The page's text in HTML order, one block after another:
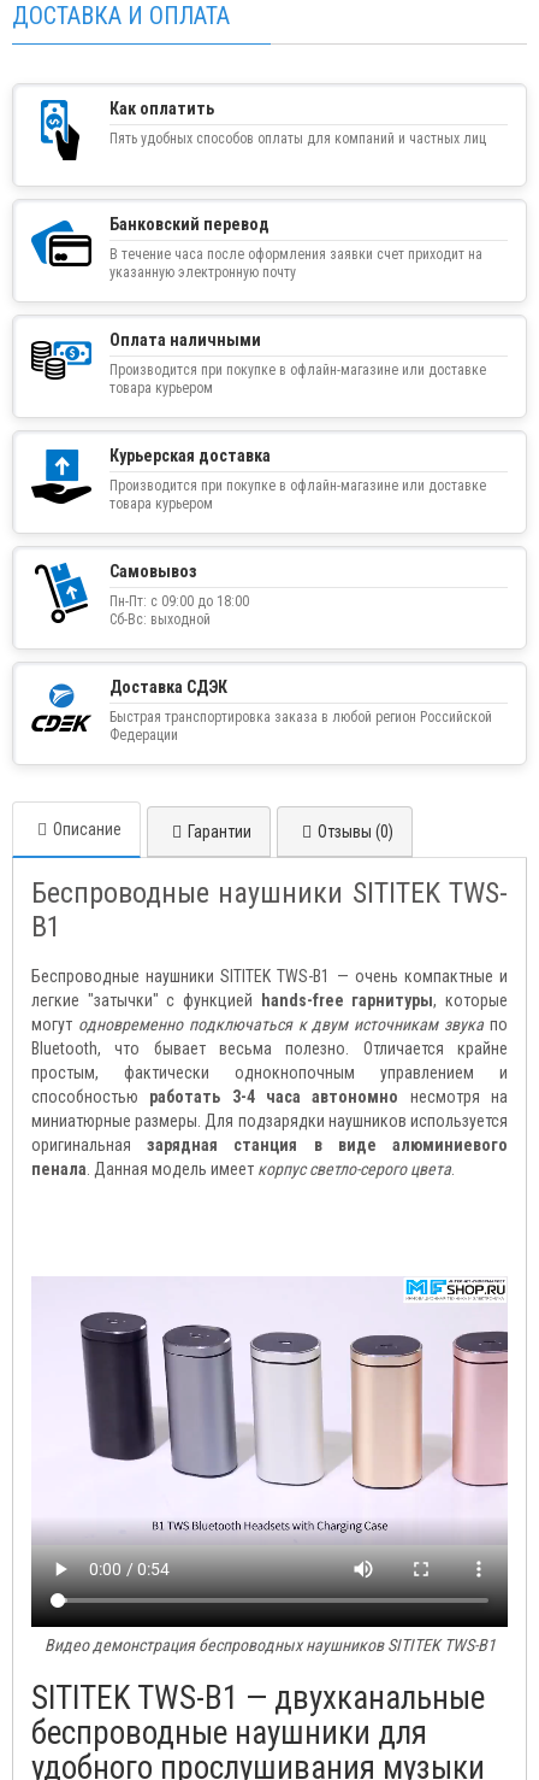
ДОСТАВКА И ОПЛАТА
Как оплатить
Пять удобных способов оплаты для компаний и частных лиц
Банковский перевод
В течение часа после оформления заявки счет приходит на
указанную электронную почту
Оплата наличными
Производится при покупке в офлайн-магазине или доставке
товара курьером
Курьерская доставка
Производится при покупке в офлайн-магазине или доставке
товара курьером
Самовывоз
Пн-Пт: с 09:00 до 18:00
Сб-Вс: выходной
Доставка СДЭК
Быстрая транспортировка заказа в любой регион Российской
Федерации
Описание Гарантии Отзывы (0)
Беспроводные наушники SITITEK TWS-
B1
Беспроводные наушники SITITEK TWS-B1 — очень компактные и
легкие "затычки" с функцией
hands-free гарнитуры, которые
могут одновременно подключаться к двум источникам звука по
Bluetooth, что бывает весьма полезно. Отличается крайне
простым, фактически однокнопочным управлением и
способностью работать 3-4 часа автономно несмотря на
миниатюрные размеры. Для подзарядки наушников используется
оригинальнаязарядная станция в виде алюминиевого
пенала. Данная модель имеет корпус светло-серого цвета.
Видео демонстрация беспроводных наушников SITITEK TWS-B1
SITITEK TWS-B1 — двухканальные
беспроводные наушники для
удобного прослушивания музыки